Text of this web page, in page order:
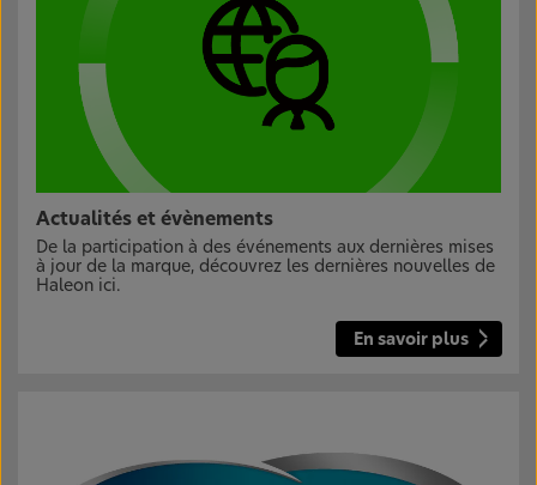
Actualités et évènements
De la participation à des événements aux dernières mises
à jour de la marque, découvrez les dernières nouvelles de
Haleon ici.
En savoir plus